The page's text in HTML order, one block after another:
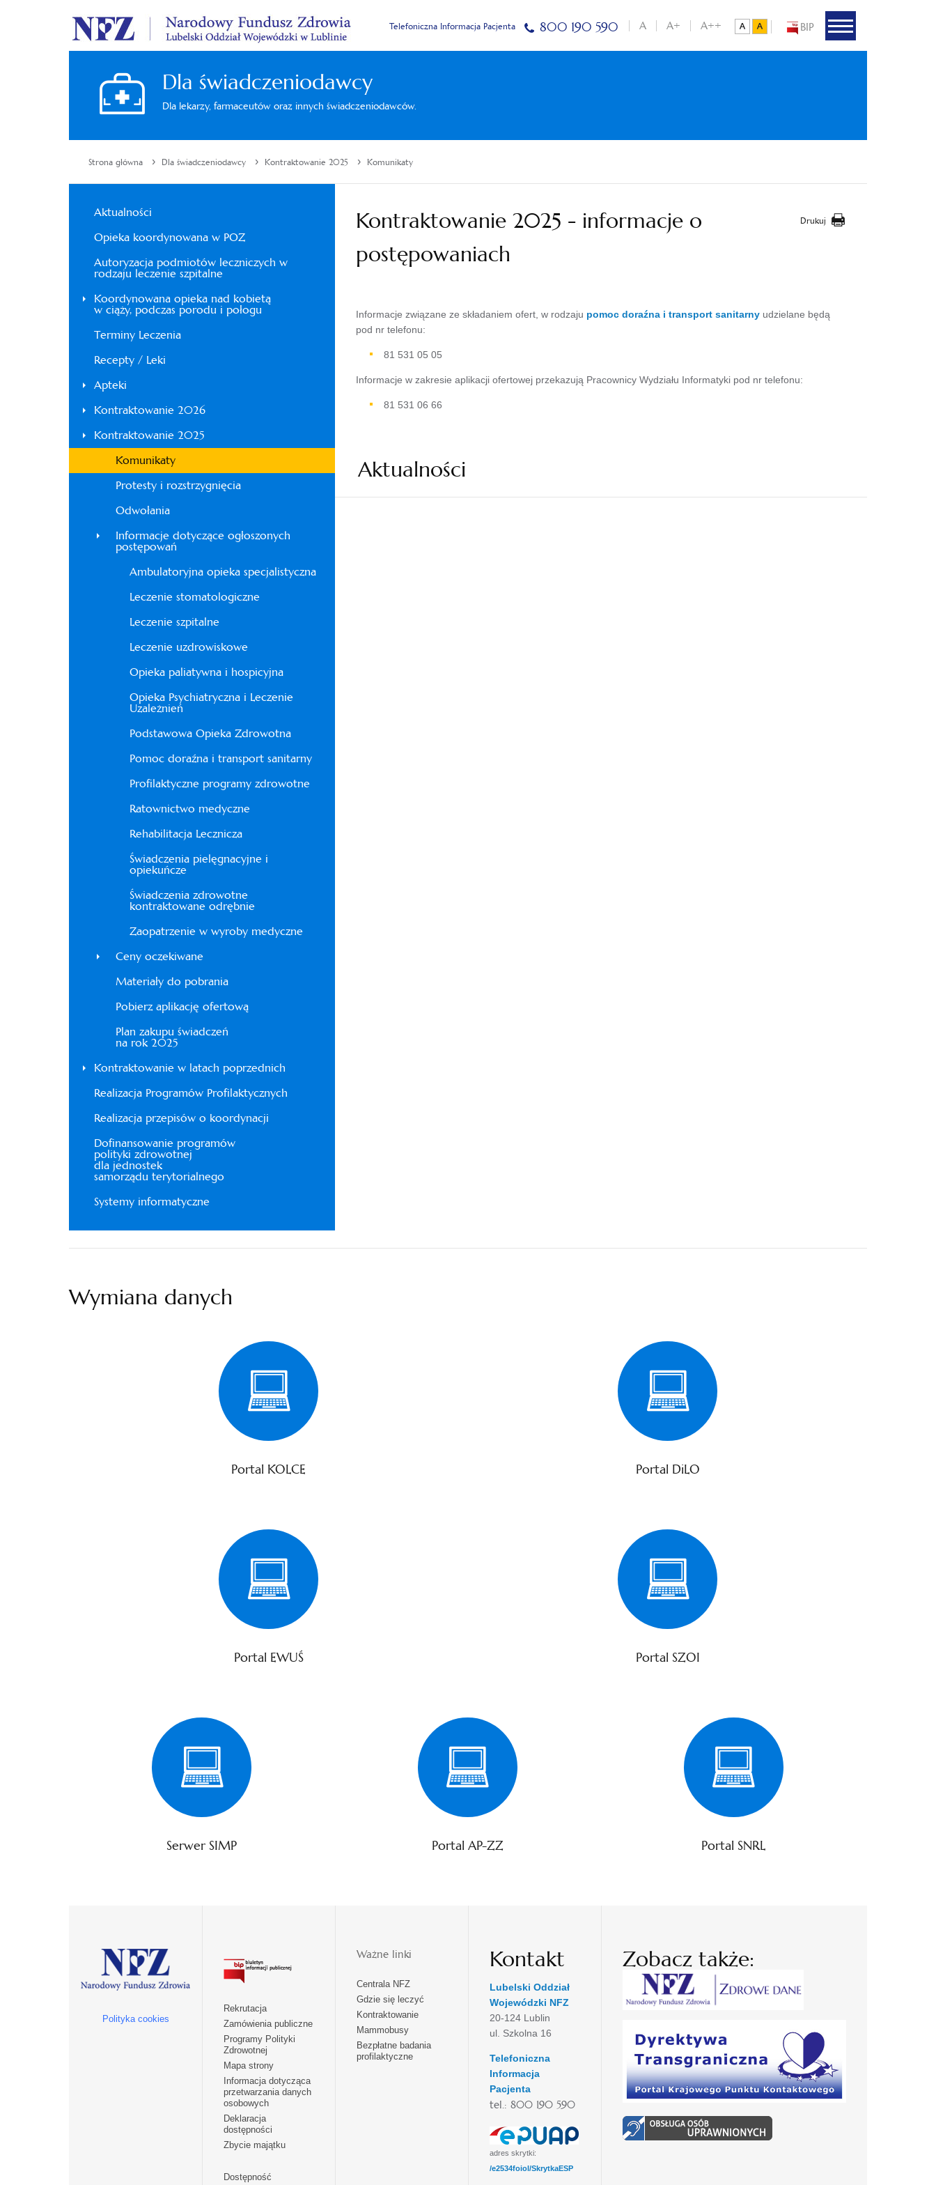
BIP
A A+ A++
Telefoniczna Informacja Pacjenta 800 190 590
Dla świadczeniodawcy
Dla lekarzy, farmaceutów oraz innych świadczeniodawców.
Strona główna › Dla świadczeniodawcy › Kontraktowanie 2025 › Komunikaty
Aktualności
Opieka koordynowana w POZ
Autoryzacja podmiotów leczniczych w
rodzaju leczenie szpitalne
Koordynowana opieka nad kobietą
w ciąży, podczas porodu i połogu
Terminy Leczenia
Recepty / Leki
Apteki
Kontraktowanie 2026
Kontraktowanie 2025
Komunikaty
Protesty i rozstrzygnięcia
Odwołania
Informacje dotyczące ogłoszonych
postępowań
Ambulatoryjna opieka specjalistyczna
Leczenie stomatologiczne
Leczenie szpitalne
Leczenie uzdrowiskowe
Opieka paliatywna i hospicyjna
Opieka Psychiatryczna i Leczenie
Uzależnień
Podstawowa Opieka Zdrowotna
Pomoc doraźna i transport sanitarny
Profilaktyczne programy zdrowotne
Ratownictwo medyczne
Rehabilitacja Lecznicza
Świadczenia pielęgnacyjne i
opiekuńcze
Świadczenia zdrowotne
kontraktowane odrębnie
Zaopatrzenie w wyroby medyczne
Ceny oczekiwane
Materiały do pobrania
Pobierz aplikację ofertową
Plan zakupu świadczeń
na rok 2025
Kontraktowanie w latach poprzednich
Realizacja Programów Profilaktycznych
Realizacja przepisów o koordynacji
Dofinansowanie programów
polityki zdrowotnej
dla jednostek
samorządu terytorialnego
Systemy informatyczne
Drukuj
Kontraktowanie 2025 - informacje o
postępowaniach
Informacje związane ze składaniem ofert, w rodzaju pomoc doraźna i transport sanitarny udzielane będą
pod nr telefonu:
81 531 05 05
Informacje w zakresie aplikacji ofertowej przekazują Pracownicy Wydziału Informatyki pod nr telefonu:
81 531 06 66
Aktualności
Wymiana danych
Portal KOLCE Portal DiLO
Portal EWUŚ Portal SZOI
Serwer SIMP Portal AP-ZZ Portal SNRL
Polityka cookies
Rekrutacja
Zamówienia publiczne
Programy Polityki
Zdrowotnej
Mapa strony
Informacja dotycząca
przetwarzania danych
osobowych
Deklaracja
dostępności
Zbycie majątku
Dostępność
Ważne linki
Centrala NFZ
Gdzie się leczyć
Kontraktowanie
Mammobusy
Bezpłatne badania
profilaktyczne
Kontakt
Lubelski Oddział
Wojewódzki NFZ
20-124 Lublin
ul. Szkolna 16
Telefoniczna
Informacja
Pacjenta
tel.: 800 190 590
adres skrytki:
/e2534foiol/SkrytkaESP
Zobacz także: